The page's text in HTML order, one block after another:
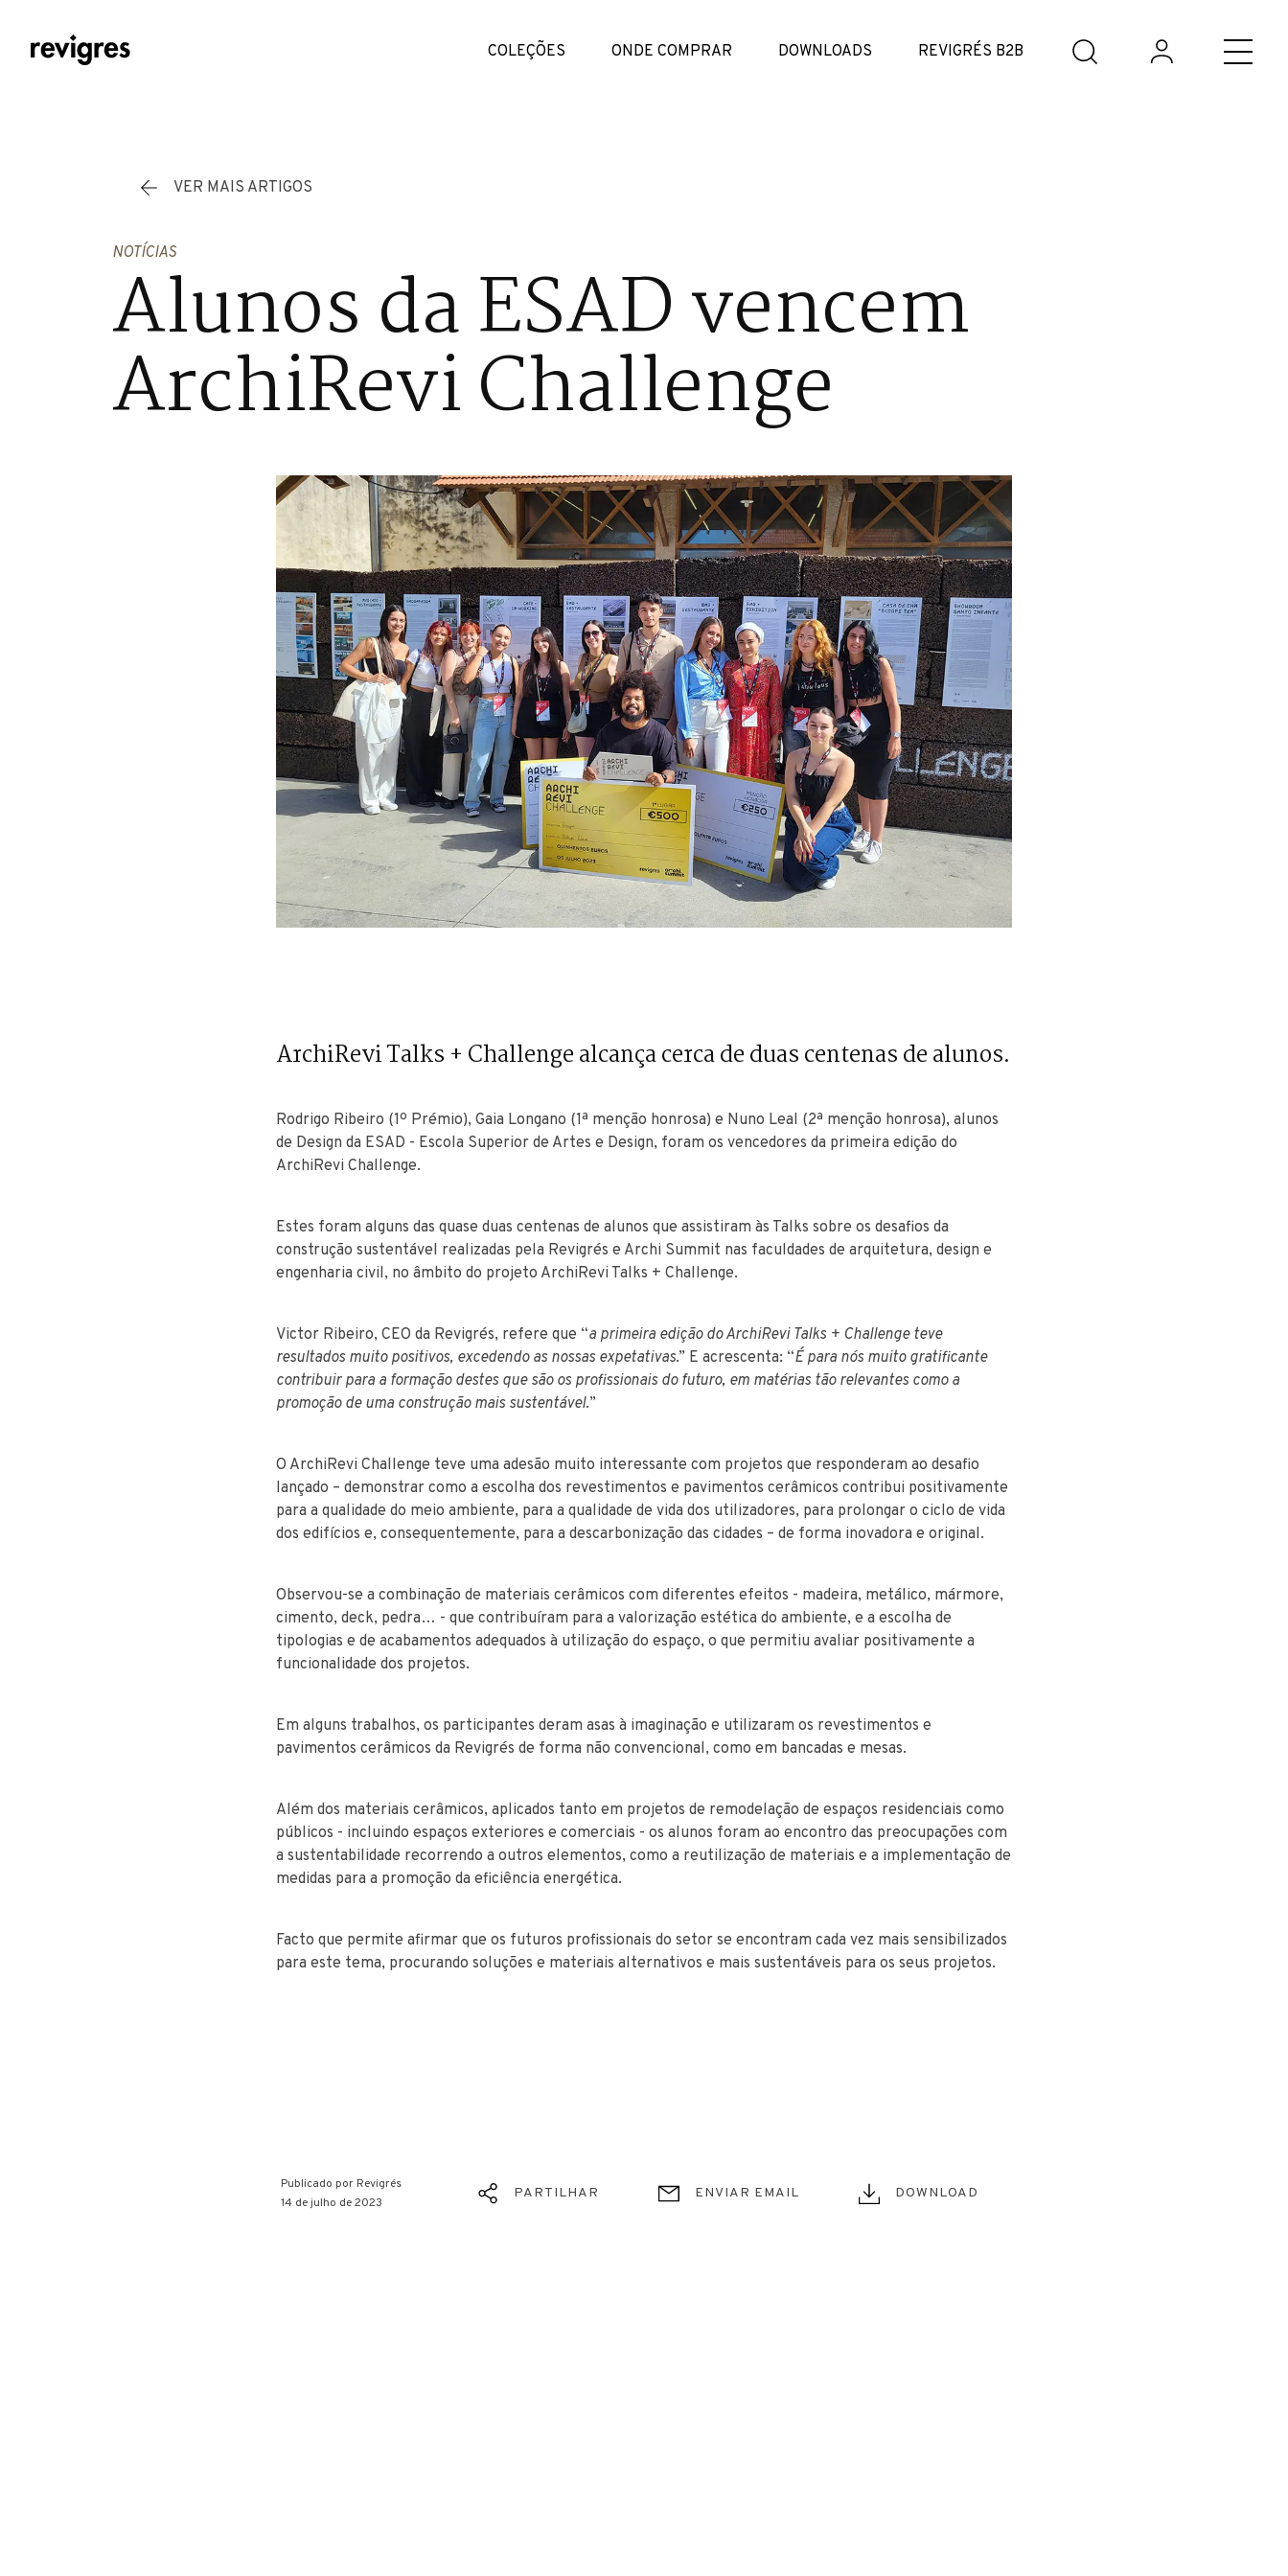
COLEÇÕES ONDE COMPRAR DOWNLOADS REVIGRÉS B2B
VER MAIS ARTIGOS
NOTÍCIAS
Alunos da ESAD vencem
ArchiRevi Challenge
ArchiRevi Talks + Challenge alcança cerca de duas centenas de alunos.
Rodrigo Ribeiro (1º Prémio), Gaia Longano (1ª menção honrosa) e Nuno Leal (2ª menção honrosa), alunos
de Design da ESAD - Escola Superior de Artes e Design, foram os vencedores da primeira edição do
ArchiRevi Challenge.
Estes foram alguns das quase duas centenas de alunos que assistiram às Talks sobre os desafios da
construção sustentável realizadas pela Revigrés e Archi Summit nas faculdades de arquitetura, design e
engenharia civil, no âmbito do projeto ArchiRevi Talks + Challenge.
Victor Ribeiro, CEO da Revigrés, refere que “a primeira edição do ArchiRevi Talks + Challenge teve
resultados muito positivos, excedendo as nossas expetativas.” E acrescenta: “É para nós muito gratificante
contribuir para a formação destes que são os profissionais do futuro, em matérias tão relevantes como a
promoção de uma construção mais sustentável.”
O ArchiRevi Challenge teve uma adesão muito interessante com projetos que responderam ao desafio
lançado – demonstrar como a escolha dos revestimentos e pavimentos cerâmicos contribui positivamente
para a qualidade do meio ambiente, para a qualidade de vida dos utilizadores, para prolongar o ciclo de vida
dos edifícios e, consequentemente, para a descarbonização das cidades – de forma inovadora e original.
Observou-se a combinação de materiais cerâmicos com diferentes efeitos - madeira, metálico, mármore,
cimento, deck, pedra… - que contribuíram para a valorização estética do ambiente, e a escolha de
tipologias e de acabamentos adequados à utilização do espaço, o que permitiu avaliar positivamente a
funcionalidade dos projetos.
Em alguns trabalhos, os participantes deram asas à imaginação e utilizaram os revestimentos e
pavimentos cerâmicos da Revigrés de forma não convencional, como em bancadas e mesas.
Além dos materiais cerâmicos, aplicados tanto em projetos de remodelação de espaços residenciais como
públicos - incluindo espaços exteriores e comerciais - os alunos foram ao encontro das preocupações com
a sustentabilidade recorrendo a outros elementos, como a reutilização de materiais e a implementação de
medidas para a promoção da eficiência energética.
Facto que permite afirmar que os futuros profissionais do setor se encontram cada vez mais sensibilizados
para este tema, procurando soluções e materiais alternativos e mais sustentáveis para os seus projetos.
Publicado porRevigrés
14 de julho de 2023
PARTILHAR ENVIAR EMAIL DOWNLOAD